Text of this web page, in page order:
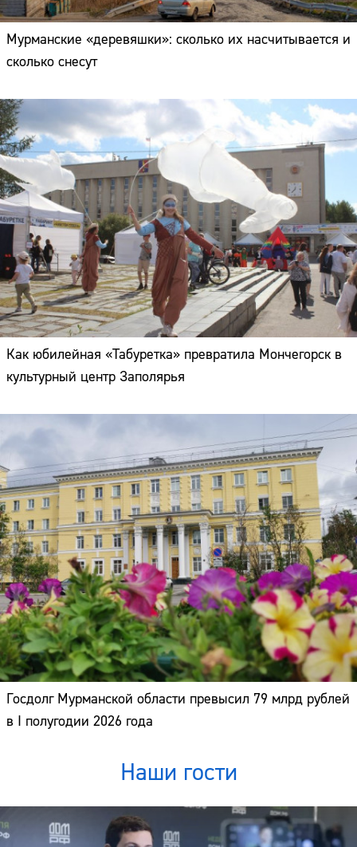
Мурманские «деревяшки»: сколько их насчитывается и
сколько снесут
Как юбилейная «Табуретка» превратила Мончегорск в
культурный центр Заполярья
Госдолг Мурманской области превысил 79 млрд рублей
в I полугодии 2026 года
Наши гости